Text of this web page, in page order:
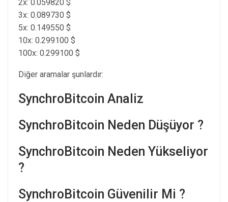
2x: 0.059820 $
3x: 0.089730 $
5x: 0.149550 $
10x: 0.299100 $
100x: 0.299100 $
Diğer aramalar şunlardır:
SynchroBitcoin Analiz
SynchroBitcoin Neden Düşüyor ?
SynchroBitcoin Neden Yükseliyor
?
SynchroBitcoin Güvenilir Mi ?